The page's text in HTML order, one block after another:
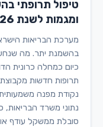
טיפול תרופתי
ומגמות לשנת 2026
מערכת הבריאות
בהשמנת יתר. מה
כיום כמחלה כרונית
נקודת מפנה
נתוני משרד הבריאות,
סובלת ממשקל עודף